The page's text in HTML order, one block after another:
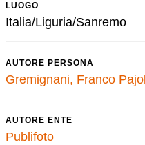
LUOGO
Italia/Liguria/Sanremo
AUTORE PERSONA
Gremignani, Franco
AUTORE ENTE
Publifoto